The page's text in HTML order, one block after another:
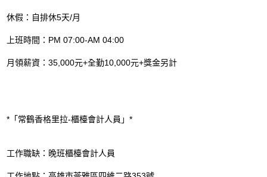
休假：自排休5天/月
上班時間：PM 07:00-AM 04:00
月領薪資：35,000元+全勤10,000元+獎金另計
*「常鶴香格里拉-櫃檯會計人員」*
工作職缺：晚班櫃檯會計人員